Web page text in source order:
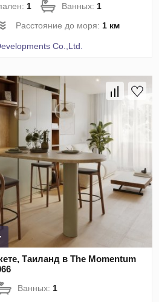
1 Ванных: 1
Расстояние до моря: 1 км
Co.,Ltd.
Таиланд в The Momentum
Ванных: 1